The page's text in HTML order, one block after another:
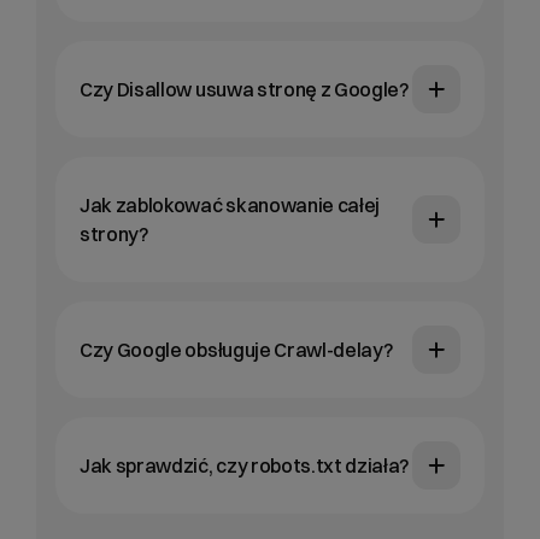
Czy Disallow usuwa stronę z Google?
Jak zablokować skanowanie całej
strony?
Czy Google obsługuje Crawl-delay?
Jak sprawdzić, czy robots.txt działa?